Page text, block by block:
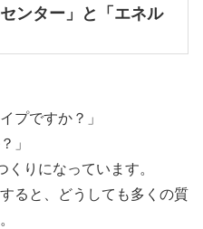
ンター」と「エネル
プですか？」
」
くりになっています。
ると、どうしても多くの質